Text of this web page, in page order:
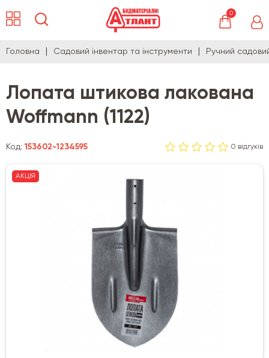
0
Головна Садовий інвентар та інструменти Ручний
Лопата штикова лакована
Woffmann (1122)
Код:153602-1234595 0 відгуків
АКЦІЯ